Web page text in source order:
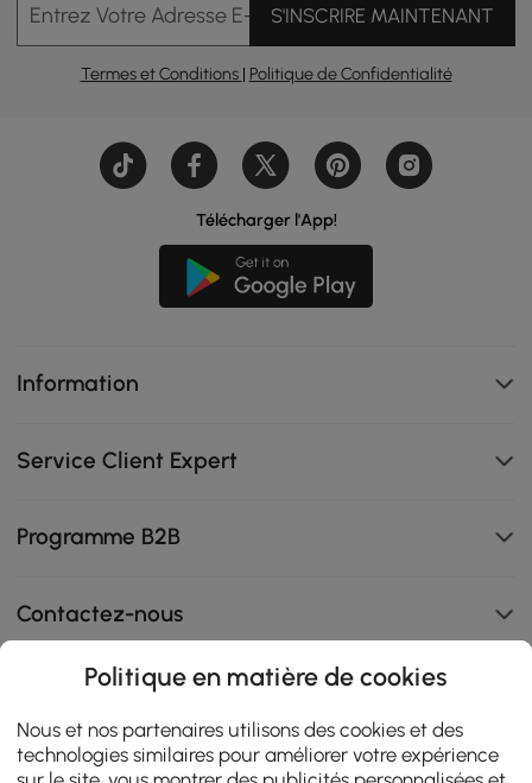
Entrez Votre Adresse E-mailS'INSCRIRE MAINTENANT
Termes et Conditions | Politique de Confidentialité
Télécharger l'App!
Information
Service Client Expert
Programme B2B
Contactez-nous
108K
4.9
star
AVIS CERTIFIÉS
Politique en matière de cookies
Nous et nos partenaires utilisons des cookies et des
technologies similaires pour améliorer votre expérience